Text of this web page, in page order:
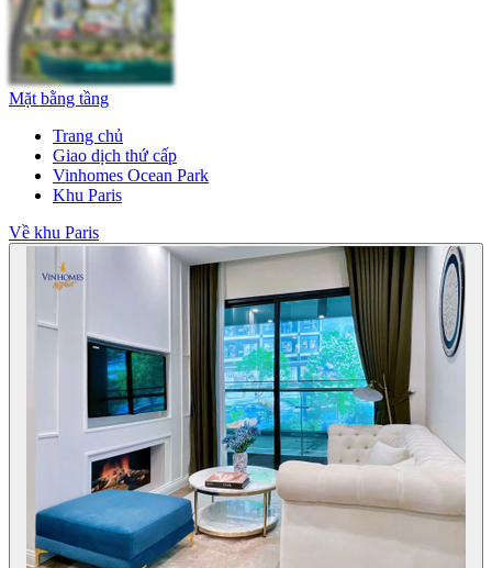
Mặt bằng tầng
Trang chủ
Giao dịch thứ cấp
Vinhomes Ocean Park
Khu Paris
Về khu Paris